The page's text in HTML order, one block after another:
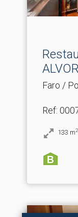
ALVOR
Faro /
Ref:
133 m2